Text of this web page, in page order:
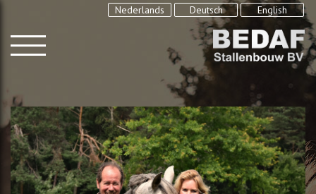
Nederlands Deutsch English